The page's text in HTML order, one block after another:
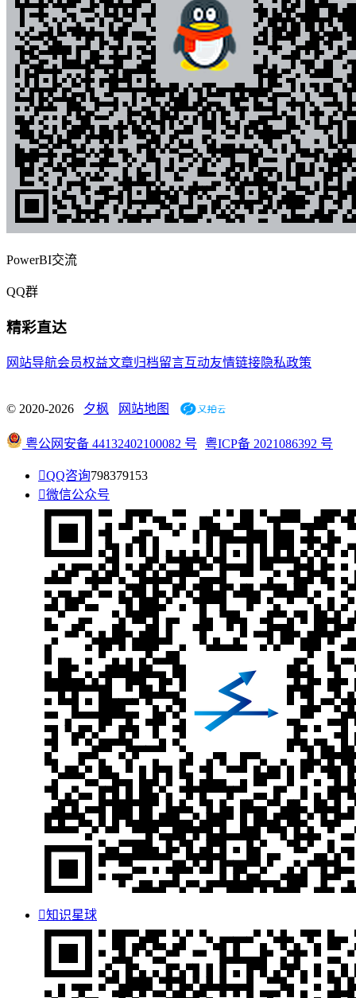
PowerBI交流
QQ群
精彩直达
网站导航会员权益文章归档留言互动友情链接隐私政策
© 2020-2026 夕枫 网站地图
粤公网安备 44132402100082 号 粤ICP备 2021086392 号
QQ咨询798379153
微信公众号
知识星球